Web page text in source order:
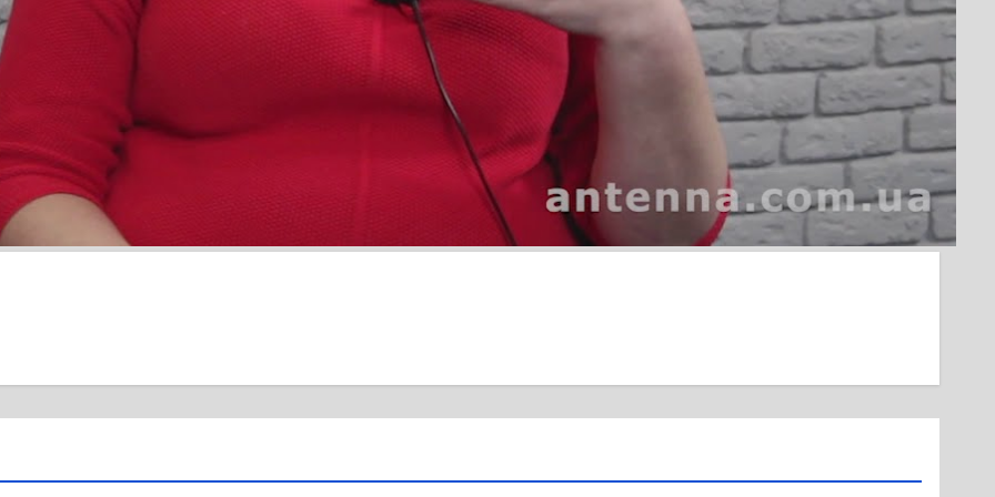
#POSTSCRIPTUM: Результати революції розчарували
багатьох українців, – Дмитро Кухарчук
чому просуває
осені до кінця